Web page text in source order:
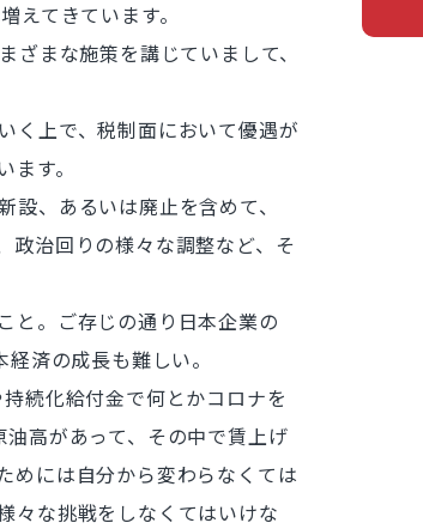
てきています。
まな施策を講じていまして、
く上で、税制面において優遇が
す。
、あるいは廃止を含めて、
政治回りの様々な調整など、そ
と。ご存じの通り日本企業の
済の成長も難しい。
続化給付金で何とかコロナを
高があって、その中で賃上げ
めには自分から変わらなくては
々な挑戦をしなくてはいけな